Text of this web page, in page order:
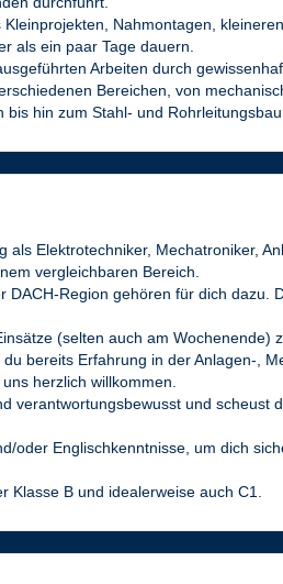
Nahmontagen,
als ein paar Tage dauern.
Arbeiten durch
Bereichen, von
hin zum Stahl- und Rohrleitungsbau.
als Elektrotechniker, Mechatroniker,
vergleichbaren Bereich.
DACH-Region gehören für dich dazu.
(selten auch am Wochenende)
bereits Erfahrung in der Anlagen-,
herzlich willkommen.
verantwortungsbewusst und scheust
oder Englischkenntnisse, um dich
B und idealerweise auch C1.